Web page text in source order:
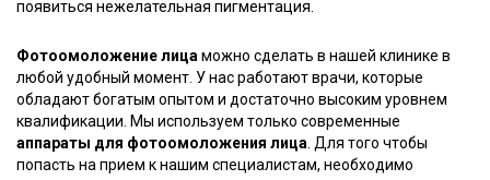
появиться нежелательная пигментация.
Фотоомоложение лица можно сделать в нашей клинике в
любой удобный момент. У нас работают врачи, которые
обладают богатым опытом и достаточно высоким уровнем
квалификации. Мы используем только современные
аппараты для фотоомоложения лица . Для того чтобы
попасть на прием к нашим специалистам, необходимо